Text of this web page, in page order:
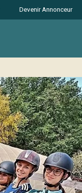
Devenir Annonceur